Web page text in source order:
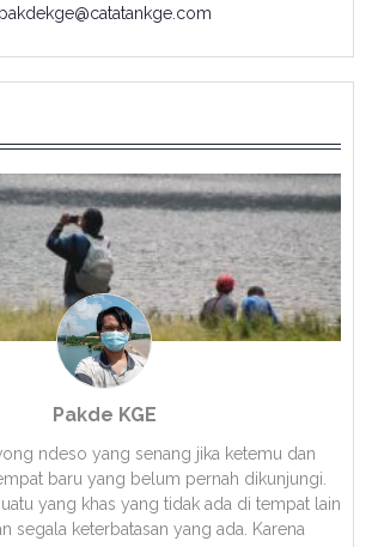
pakdekge@catatankge.com
Pakde KGE
ndeso yang senang jika ketemu dan
baru yang belum pernah dikunjungi.
yang khas yang tidak ada di tempat lain
segala keterbatasan yang ada. Karena